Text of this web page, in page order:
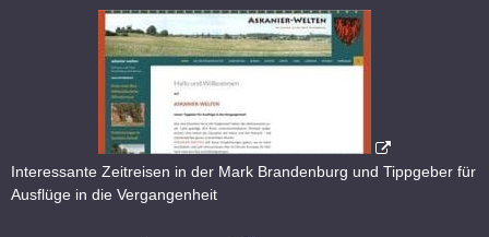
Interessante Zeitreisen in der Mark Brandenburg und Tippgeber für
Ausflüge in die Vergangenheit